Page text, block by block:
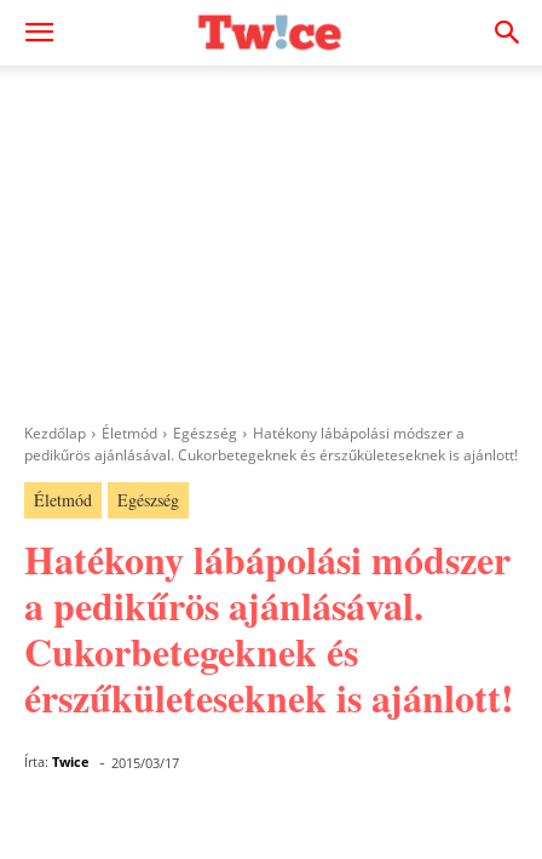
Kezdőlap Életmód Egészség
Hatékony lábápolási módszer a
pedikűrös ajánlásával. Cukorbetegeknek és érszűkületeseknek is ajánlott!
Életmód Egészség
Hatékony lábápolási módszer
a pedikűrös ajánlásával.
Cukorbetegeknek és
érszűkületeseknek is ajánlott!
Írta: Twice - 2015/03/17